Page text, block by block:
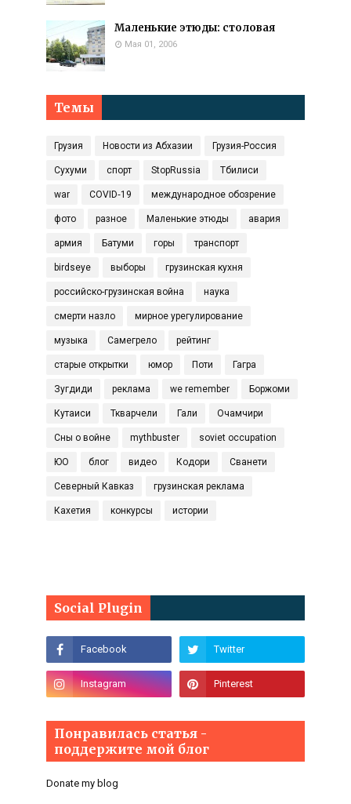
Маленькие этюды: столовая
Мая 01, 2006
Темы
Грузия Новости из Абхазии Грузия-Россия
Сухуми спорт StopRussia Тбилиси
war COVID‑19 международное обозрение
фото разное Маленькие этюды авария
армия Батуми горы транспорт
birdseye выборы грузинская кухня
российско-грузинская война наука
смерти назло мирное урегулирование
музыка Самегрело рейтинг
старые открытки юмор Поти Гагра
Зугдиди реклама we remember Боржоми
Кутаиси Ткварчели Гали Очамчири
Сны о войне mythbuster soviet occupation
ЮО блог видео Кодори Сванети
Северный Кавказ грузинская реклама
Кахетия конкурсы истории
Social Plugin
Понравилась статья -
поддержите мой блог
Donate my blog